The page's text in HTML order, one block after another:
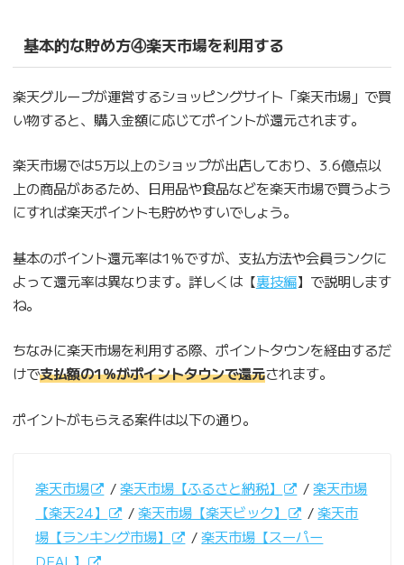
基本的な貯め方④楽天市場を利用する
楽天グループが運営するショッピングサイト「楽天市場」で買
い物すると、購入金額に応じてポイントが還元されます。
楽天市場では5万以上のショップが出店しており、3.6億点以
上の商品があるため、日用品や食品などを楽天市場で買うよう
にすれば楽天ポイントも貯めやすいでしょう。
基本のポイント還元率は1％ですが、支払方法や会員ランクに
よって還元率は異なります。詳しくは【裏技編】で説明します
ね。
ちなみに楽天市場を利用する際、ポイントタウンを経由するだ
けで支払額の1％がポイントタウンで還元されます。
ポイントがもらえる案件は以下の通り。
楽天市場 /楽天市場【ふるさと納税】 /楽天市場
【楽天24】
/楽天市場【楽天ビック】 /楽天市
場【ランキング市場】
/楽天市場【スーパー
DEAL】